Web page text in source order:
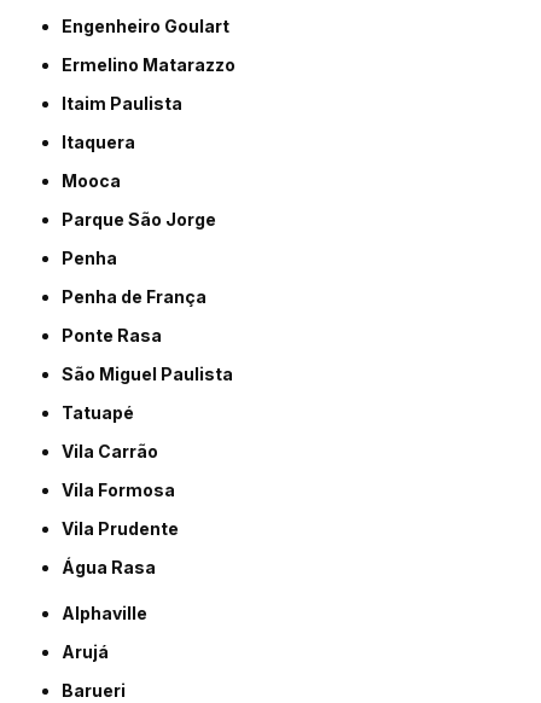
Engenheiro Goulart
Ermelino Matarazzo
Itaim Paulista
Itaquera
Mooca
Parque São Jorge
Penha
Penha de França
Ponte Rasa
São Miguel Paulista
Tatuapé
Vila Carrão
Vila Formosa
Vila Prudente
Água Rasa
Alphaville
Arujá
Barueri